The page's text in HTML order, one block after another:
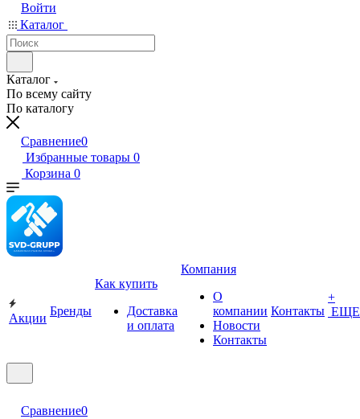
Войти
Каталог
Каталог
По всему сайту
По каталогу
Сравнение0
Избранные товары 0
Корзина 0
Акции
Бренды
Как купить
Доставка
и оплата
Компания
О
компании
Новости
Контакты
Контакты
+
ЕЩЕ
Сравнение0